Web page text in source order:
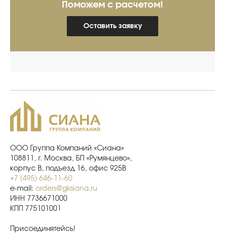
Поможем с расчетом!
Оставить заявку
ООО Группа Компаний «Сиана»
108811, г. Москва, БП «Румянцево»,
корпус В, подъезд 16, офис 925В
+7 (495) 646-11-60
e-mail: orders@gksiana.ru
ИНН 7736671000
КПП 775101001
Присоединятейсь!